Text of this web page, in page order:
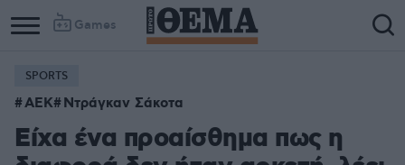
Games
SPORTS
ΑΕΚ Ντράγκαν Σάκοτα
Είχα ένα προαίσθημα πως η